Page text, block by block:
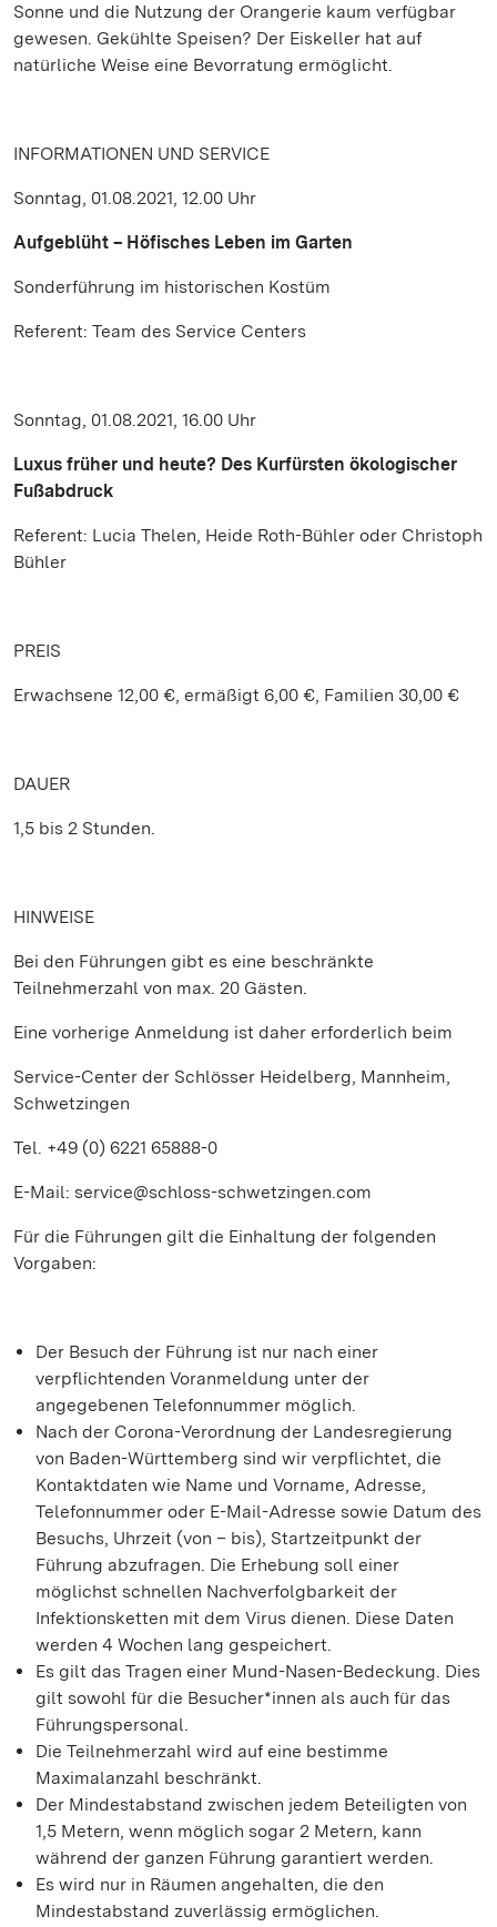
Sonne und die Nutzung der Orangerie kaum verfügbar
gewesen. Gekühlte Speisen? Der Eiskeller hat auf
natürliche Weise eine Bevorratung ermöglicht.
INFORMATIONEN UND SERVICE
Sonntag, 01.08.2021, 12.00 Uhr
Aufgeblüht – Höfisches Leben im Garten
Sonderführung im historischen Kostüm
Referent: Team des Service Centers
Sonntag, 01.08.2021, 16.00 Uhr
Luxus früher und heute? Des Kurfürsten ökologischer
Fußabdruck
Referent: Lucia Thelen, Heide Roth-Bühler oder Christoph
Bühler
PREIS
Erwachsene 12,00 €, ermäßigt 6,00 €, Familien 30,00 €
DAUER
1,5 bis 2 Stunden.
HINWEISE
Bei den Führungen gibt es eine beschränkte
Teilnehmerzahl von max. 20 Gästen.
Eine vorherige Anmeldung ist daher erforderlich beim
Service-Center der Schlösser Heidelberg, Mannheim,
Schwetzingen
Tel. +49 (0) 6221 65888-0
E-Mail: service@schloss-schwetzingen.com
Für die Führungen gilt die Einhaltung der folgenden
Vorgaben:
Der Besuch der Führung ist nur nach einer
verpflichtenden Voranmeldung unter der
angegebenen Telefonnummer möglich.
Nach der Corona-Verordnung der Landesregierung
von Baden-Württemberg sind wir verpflichtet, die
Kontaktdaten wie Name und Vorname, Adresse,
Telefonnummer oder E-Mail-Adresse sowie Datum des
Besuchs, Uhrzeit (von – bis), Startzeitpunkt der
Führung abzufragen. Die Erhebung soll einer
möglichst schnellen Nachverfolgbarkeit der
Infektionsketten mit dem Virus dienen. Diese Daten
werden 4 Wochen lang gespeichert.
Es gilt das Tragen einer Mund-Nasen-Bedeckung. Dies
gilt sowohl für die Besucher*innen als auch für das
Führungspersonal.
Die Teilnehmerzahl wird auf eine bestimme
Maximalanzahl beschränkt.
Der Mindestabstand zwischen jedem Beteiligten von
1,5 Metern, wenn möglich sogar 2 Metern, kann
während der ganzen Führung garantiert werden.
Es wird nur in Räumen angehalten, die den
Mindestabstand zuverlässig ermöglichen.